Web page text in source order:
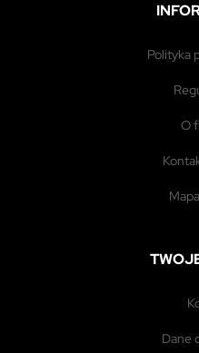
polityka